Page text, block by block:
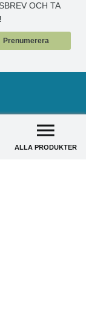
OCH TA
Prenumerera
ALLA PRODUKTER